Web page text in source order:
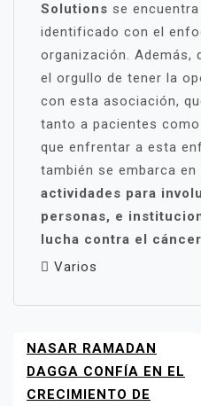
Solutions se
identificado con el
organización. Además,
el orgullo de tener la
con esta asociación,
tanto a pacientes
que enfrentar a esta
también se embarca en
actividades para
personas, e
lucha contra el
Varios
NAVEGACIÓN
DE
ENTRADAS
NASAR RAMADAN
DAGGA CONFÍA EN EL
CRECIMIENTO DE